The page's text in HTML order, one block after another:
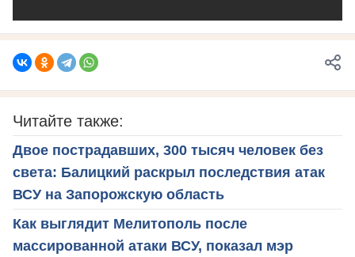
Читайте также:
Двое пострадавших, 300 тысяч человек без
света: Балицкий раскрыл последствия атак
ВСУ на Запорожскую область
Как выглядит Мелитополь после
массированной атаки ВСУ, показал мэр